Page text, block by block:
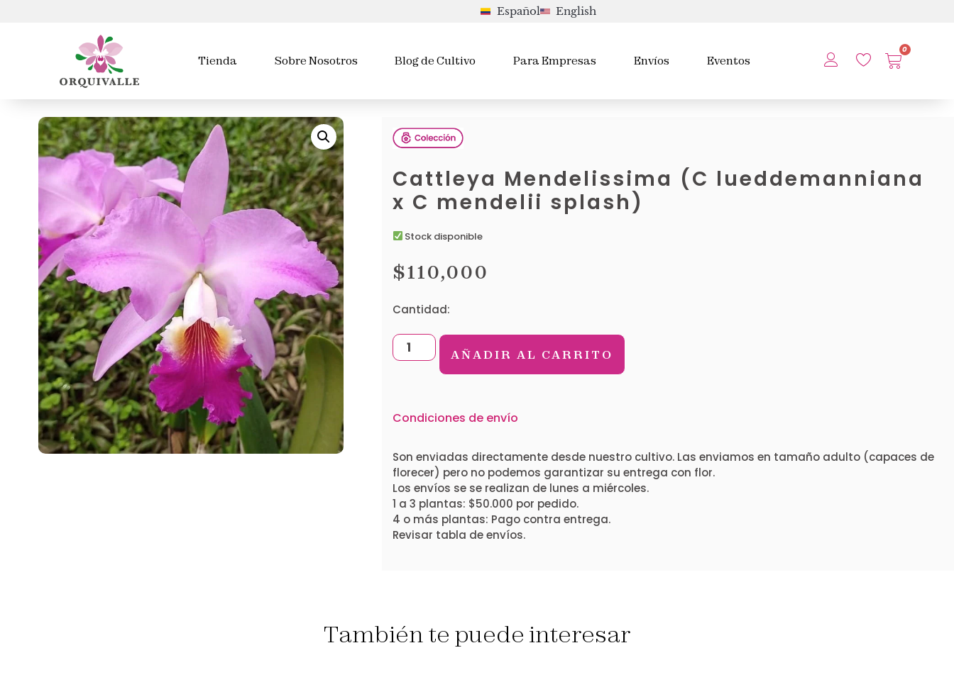
Español English
Tienda Sobre Nosotros Blog de Cultivo Para Empresas Envíos Eventos
0
Cattleya Mendelissima (C lueddemanniana
x C mendelii splash)
Stock disponible
$110,000
Cantidad:
AÑADIR AL CARRITO
Condiciones de envío
Son enviadas directamente desde nuestro cultivo. Las enviamos en tamaño adulto (capaces de
florecer) pero no podemos garantizar su entrega con flor.
Los envíos se se realizan de lunes a miércoles.
1 a 3 plantas: $50.000 por pedido.
4 o más plantas: Pago contra entrega.
Revisar tabla de envíos.
También te puede interesar